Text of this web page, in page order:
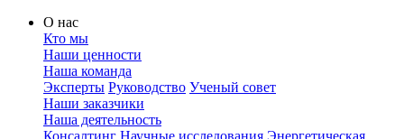
О нас
Кто мы
Наши ценности
Наша команда
Эксперты Руководство Ученый совет
Наши заказчики
Наша деятельность
Консалтинг Научные исследования Энергетическая